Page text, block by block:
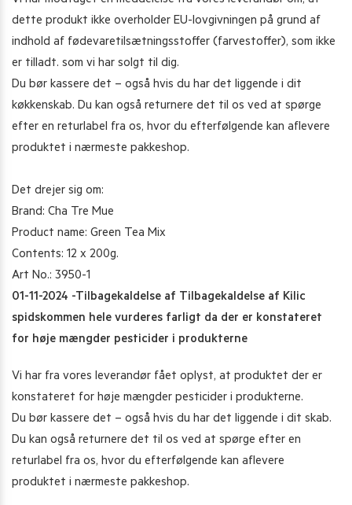
dette produkt ikke overholder EU-lovgivningen på grund af
indhold af fødevaretilsætningsstoffer (farvestoffer), som ikke
er tilladt. som vi har solgt til dig.
Du bør kassere det – også hvis du har det liggende i dit
køkkenskab. Du kan også returnere det til os ved at spørge
efter en returlabel fra os, hvor du efterfølgende kan aflevere
produktet i nærmeste pakkeshop.
Det drejer sig om:
Brand: Cha Tre Mue
Product name: Green Tea Mix
Contents: 12 x 200g.
Art No.: 3950-1
01-11-2024 -Tilbagekaldelse af Tilbagekaldelse af Kilic
spidskommen hele vurderes farligt da der er konstateret
for høje mængder pesticider i produkterne
Vi har fra vores leverandør fået oplyst, at produktet der er
konstateret for høje mængder pesticider i produkterne.
Du bør kassere det – også hvis du har det liggende i dit skab.
Du kan også returnere det til os ved at spørge efter en
returlabel fra os, hvor du efterfølgende kan aflevere
produktet i nærmeste pakkeshop.